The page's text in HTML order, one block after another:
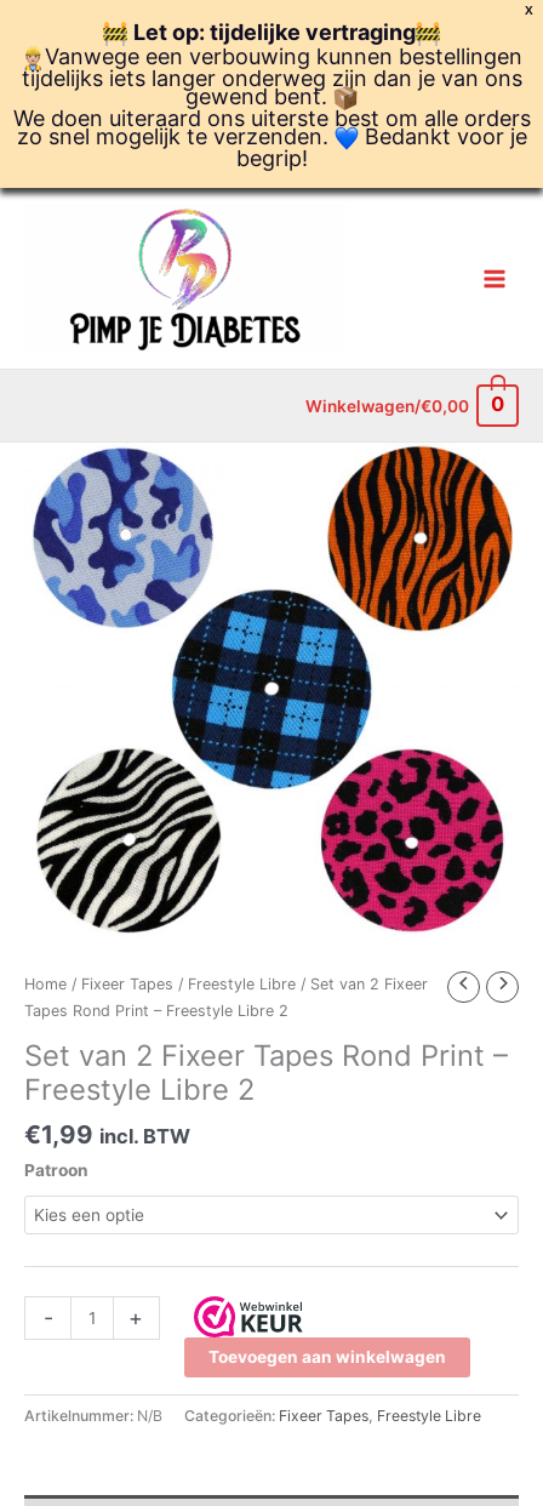
X
Let op: tijdelijke vertraging
Vanwege een verbouwing kunnen bestellingen
tijdelijks iets langer onderweg zijn dan je van ons
gewend bent.
We doen uiteraard ons uiterste best om alle orders
zo snel mogelijk te verzenden.
Bedankt voor je
begrip!
inhoud
Winkelwagen/€0,00 0
Home / Fixeer Tapes / Freestyle Libre / Set van 2 Fixeer
Tapes Rond Print – Freestyle Libre 2
Set van 2 Fixeer Tapes Rond Print –
Freestyle Libre 2
€1,99 incl. BTW
Patroon
-
van
Fixeer
Tapes
Rond
+
Toevoegen aan winkelwagen
Artikelnummer: N/B Categorieën: Fixeer Tapes Freestyle Libre